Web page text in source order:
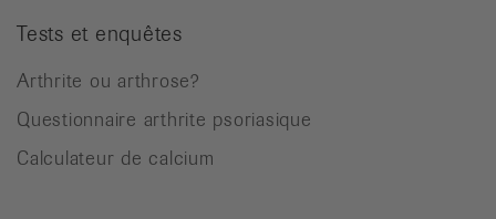
Tests et enquêtes
Arthrite ou arthrose?
Questionnaire arthrite psoriasique
Calculateur de calcium